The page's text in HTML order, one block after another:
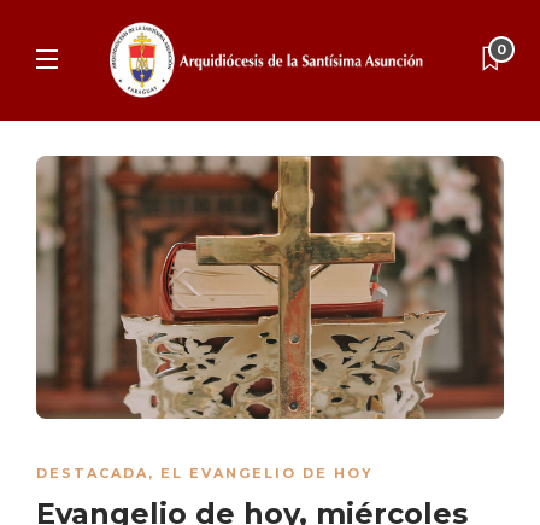
0
DESTACADA, EL EVANGELIO DE HOY
Evangelio de hoy, miércoles